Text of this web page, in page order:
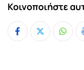
Κοινοποιήστε